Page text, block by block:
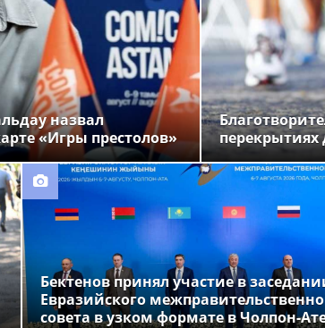
назвал
«Игры престолов»
перекрытиях
Бектенов принял участие в
Евразийского
совета в узком формате в Чолпон-